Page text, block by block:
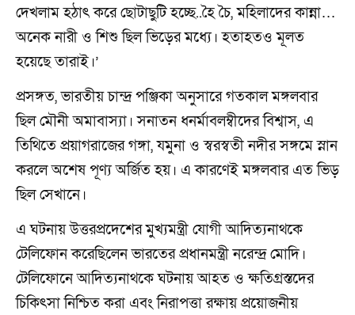
দেখলাম হঠাৎ করে ছোটাছুটি হচ্ছে..হৈ চৈ, মহিলাদের কান্না…
অনেক নারী ও শিশু ছিল ভিড়ের মধ্যে। হতাহতও মূলত
হয়েছে তারাই।’
প্রসঙ্গত, ভারতীয় চান্দ্র পঞ্জিকা অনুসারে গতকাল মঙ্গলবার
ছিল মৌনী অমাবাস্যা। সনাতন ধনর্মাবলম্বীদের বিশ্বাস, এ
তিথিতে প্রয়াগরাজের গঙ্গা, যমুনা ও স্বরস্বতী নদীর সঙ্গমে স্নান
করলে অশেষ পূণ্য অর্জিত হয়। এ কারণেই মঙ্গলবার এত ভিড়
ছিল সেখানে।
এ ঘটনায় উত্তরপ্রদেশের মুখ্যমন্ত্রী যোগী আদিত্যনাথকে
টেলিফোন করেছিলেন ভারতের প্রধানমন্ত্রী নরেন্দ্র মোদি।
টেলিফোনে আদিত্যনাথকে ঘটনায় আহত ও ক্ষতিগ্রস্তদের
চিকিৎসা নিশ্চিত করা এবং নিরাপত্তা রক্ষায় প্রয়োজনীয়